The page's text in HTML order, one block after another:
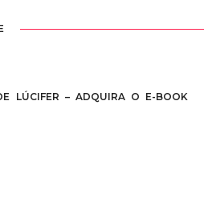
LÚCIFER – ADQUIRA O E-BOOK